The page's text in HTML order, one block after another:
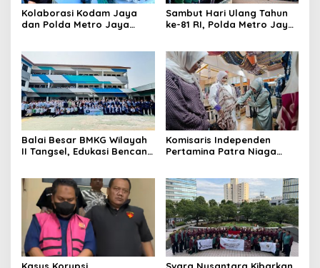
Kolaborasi Kodam Jaya
dan Polda Metro Jaya
Sambut Hari Ulang Tahun
ke-81 RI, Polda Metro Jaya
Balai Besar BMKG Wilayah
II Tangsel, Edukasi Bencana
23
Komisaris Independen
Pertamina Patra Niaga
Sentuhan Kemanusiaan dan
Keberlanjutan